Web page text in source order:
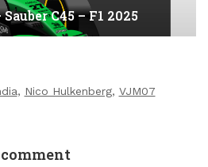
C45 – F1 2025
, Nico Hulkenberg, VJM07
comment